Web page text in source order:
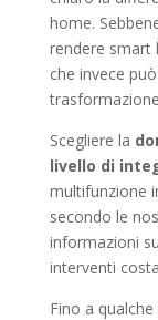
home.
rendere smart
che invece
Scegliere la
livello di
multifunzione
secondo le
informazioni
interventi
Fino a